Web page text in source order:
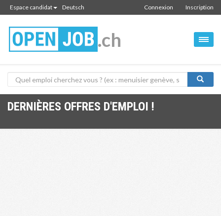
Espace candidat Deutsch Inscription
Connexion
.ch
DERNIÈRES OFFRES D'EMPLOI !